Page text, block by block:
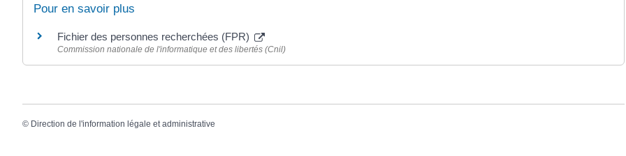
Pour en savoir plus
Fichier des personnes recherchées (FPR)
Commission nationale de l'informatique et des libertés (Cnil)
© Direction de l'information légale et administrative